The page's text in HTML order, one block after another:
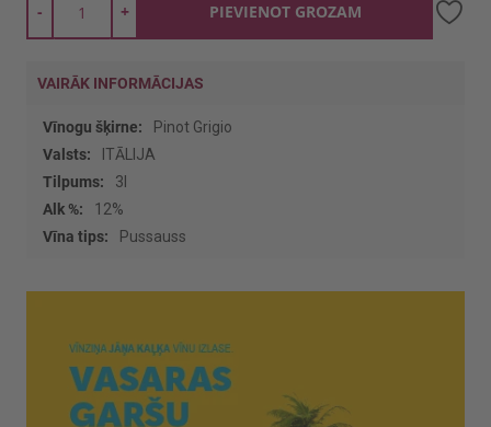
+
- PIEVIENOT GROZAM
VAIRĀK INFORMĀCIJAS
Vairāk
informācijas
Pinot Grigio
ITĀLIJA
3l
12%
Pussauss